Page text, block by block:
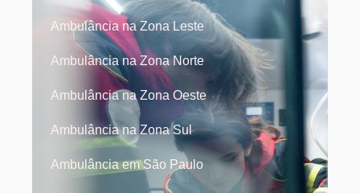
Ambulância na Zona Leste
Ambulância na Zona Norte
Ambulância na Zona Oeste
Ambulância na Zona Sul
Ambulância em São Paulo